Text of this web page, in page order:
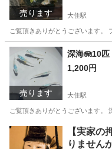
売ります 大住駅
ご覧頂きありがとうございます。
京都 京田辺市 大住駅
売ります
深海🪼10
1,200円
大住駅
ご覧頂きありがとうございます。
京都 京田辺市 大住駅
【実家の
りません